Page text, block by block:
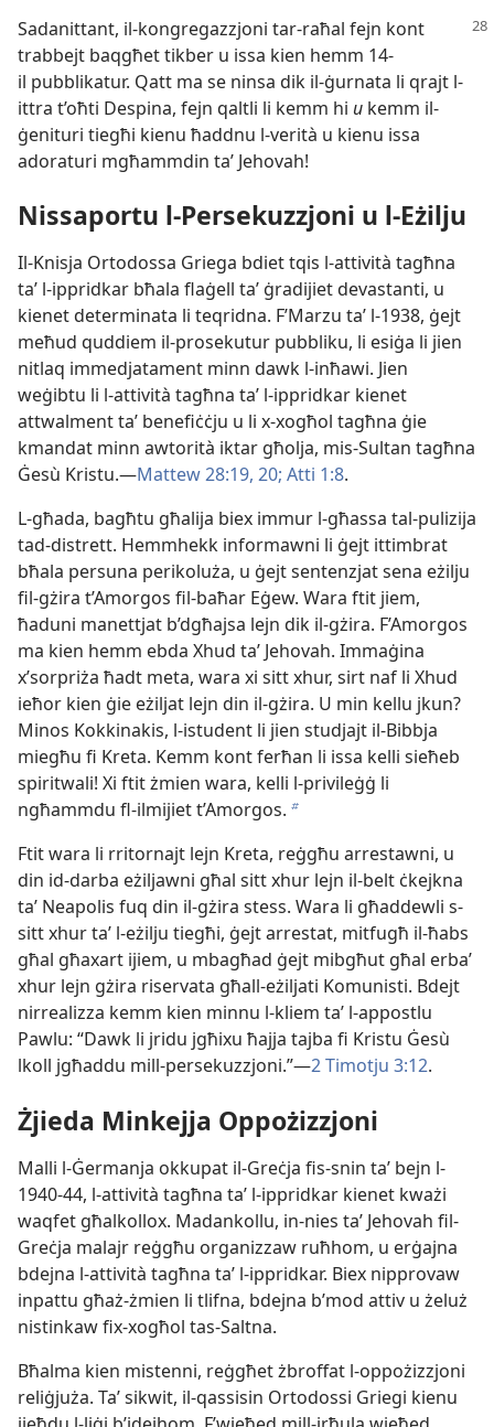
Sadanittant, il-​kongregazzjoni tar-​raħal fejn kont
trabbejt baqgħet tikber u issa kien hemm 14-
il pubblikatur. Qatt ma se ninsa dik il-​ġurnata li qrajt l-​
ittra t’oħti Despina, fejn qaltli li kemm hi u kemm il-​
ġenituri tiegħi kienu ħaddnu l-​verità u kienu issa
adoraturi mgħammdin taʼ Jehovah!
Nissaportu l-​Persekuzzjoni u l-​Eżilju
Il-​Knisja Ortodossa Griega bdiet tqis l-​attività tagħna
taʼ l-​ippridkar bħala flaġell taʼ ġradijiet devastanti, u
kienet determinata li teqridna. F’Marzu taʼ l-​1938, ġejt
meħud quddiem il-​prosekutur pubbliku, li esiġa li jien
nitlaq immedjatament minn dawk l-​inħawi. Jien
weġibtu li l-​attività tagħna taʼ l-​ippridkar kienet
attwalment taʼ benefiċċju u li x-​xogħol tagħna ġie
kmandat minn awtorità iktar għolja, mis-​Sultan tagħna
Ġesù Kristu.—Mattew 28:19, 20; Atti 1:8.
L-għada, bagħtu għalija biex immur l-​għassa tal-​pulizija
tad-​distrett. Hemmhekk informawni li ġejt ittimbrat
bħala persuna perikoluża, u ġejt sentenzjat sena eżilju
fil-​gżira t’Amorgos fil-​baħar Eġew. Wara ftit jiem,
ħaduni manettjat b’dgħajsa lejn dik il-​gżira. F’Amorgos
ma kien hemm ebda Xhud taʼ Jehovah. Immaġina
x’sorpriża ħadt meta, wara xi sitt xhur, sirt naf li Xhud
ieħor kien ġie eżiljat lejn din il-​gżira. U min kellu jkun?
Minos Kokkinakis, l-​istudent li jien studjajt il-​Bibbja
miegħu fi Kreta. Kemm kont ferħan li issa kelli sieħeb
spiritwali! Xi ftit żmien wara, kelli l-​privileġġ li
ngħammdu fl-​ilmijiet t’Amorgos. b
Ftit wara li rritornajt lejn Kreta, reġgħu arrestawni, u
din id-​darba eżiljawni għal sitt xhur lejn il-​belt ċkejkna
taʼ Neapolis fuq din il-​gżira stess. Wara li għaddewli s-​
sitt xhur taʼ l-​eżilju tiegħi, ġejt arrestat, mitfugħ il-​ħabs
għal għaxart ijiem, u mbagħad ġejt mibgħut għal erbaʼ
xhur lejn gżira riservata għall-​eżiljati Komunisti. Bdejt
nirrealizza kemm kien minnu l-​kliem taʼ l-​appostlu
Pawlu: “Dawk li jridu jgħixu ħajja tajba fi Kristu Ġesù
lkoll jgħaddu mill-​persekuzzjoni.”—2 Timotju 3:12.
Żjieda Minkejja Oppożizzjoni
Malli l-​Ġermanja okkupat il-​Greċja fis-​snin taʼ bejn l-​
1940-44, l-​attività tagħna taʼ l-​ippridkar kienet kważi
waqfet għalkollox. Madankollu, in-​nies taʼ Jehovah fil-​
Greċja malajr reġgħu organizzaw ruħhom, u erġajna
bdejna l-​attività tagħna taʼ l-​ippridkar. Biex nipprovaw
inpattu għaż-​żmien li tlifna, bdejna b’mod attiv u żeluż
nistinkaw fix-​xogħol tas-​Saltna.
Bħalma kien mistenni, reġgħet żbroffat l-​oppożizzjoni
reliġjuża. Taʼ sikwit, il-​qassisin Ortodossi Griegi kienu